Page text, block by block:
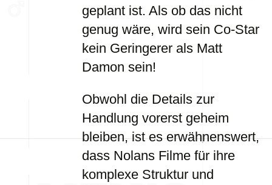
geplant ist. Als ob das nicht
genug wäre, wird sein Co-Star
kein Geringerer als Matt
Damon sein!
Obwohl die Details zur
Handlung vorerst geheim
bleiben, ist es erwähnenswert,
dass Nolans Filme für ihre
komplexe Struktur und